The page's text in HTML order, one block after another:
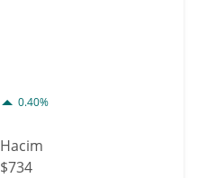
0.40%
Hacim
$734